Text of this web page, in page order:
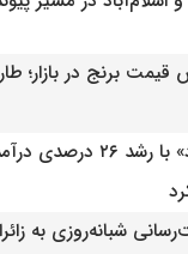
قیمت برنج در بازار؛
«کچاد» با رشد ۲۶
شبانه‌روزی به